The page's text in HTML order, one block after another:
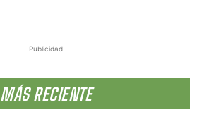
Publicidad
MÁS RECIENTE